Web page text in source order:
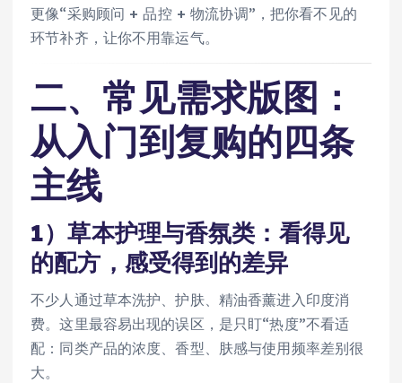
更像“采购顾问 + 品控 + 物流协调”，把你看不见的
环节补齐，让你不用靠运气。
二、常见需求版图：
从入门到复购的四条
主线
1）草本护理与香氛类：看得见
的配方，感受得到的差异
不少人通过草本洗护、护肤、精油香薰进入印度消
费。这里最容易出现的误区，是只盯“热度”不看适
配：同类产品的浓度、香型、肤感与使用频率差别很
大。